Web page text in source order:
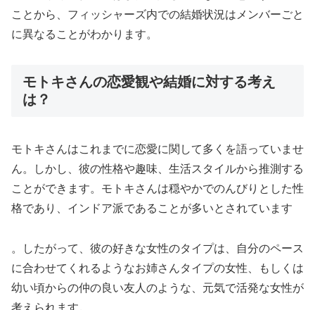
ことから、フィッシャーズ内での結婚状況はメンバーごと
に異なることがわかります。
モトキさんの恋愛観や結婚に対する考え
は？
モトキさんはこれまでに恋愛に関して多くを語っていませ
ん。しかし、彼の性格や趣味、生活スタイルから推測する
ことができます。モトキさんは穏やかでのんびりとした性
格であり、インドア派であることが多いとされています
。したがって、彼の好きな女性のタイプは、自分のペース
に合わせてくれるようなお姉さんタイプの女性、もしくは
幼い頃からの仲の良い友人のような、元気で活発な女性が